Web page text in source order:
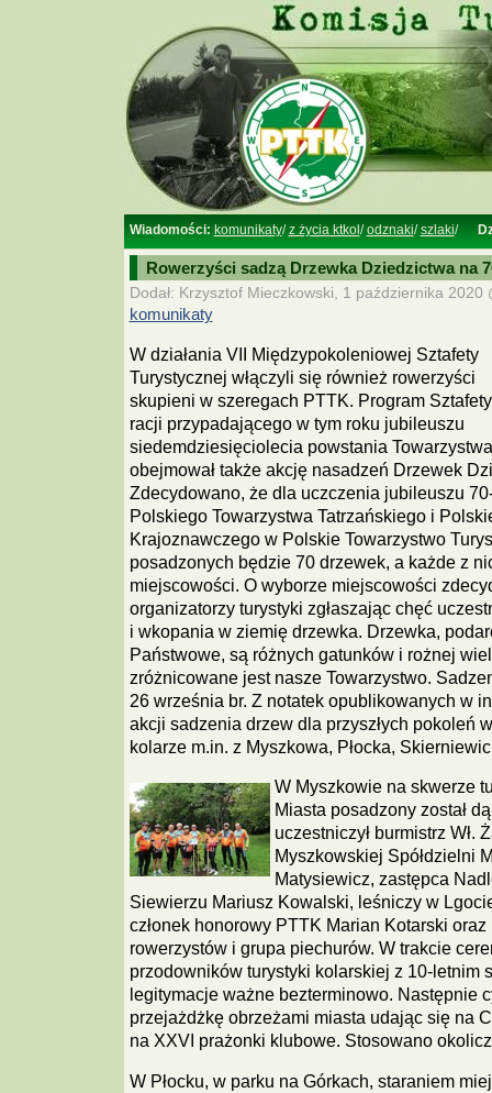
Wiadomości: komunikaty/z życia ktkol /odznaki/szlaki/
Rowerzyści sadzą Drzewka Dziedzictwa na
Dodał: Krzysztof Mieczkowski, 1 października 2020
komunikaty
W działania VII Międzypokoleniowej Sztafety
Turystycznej włączyli się również rowerzyści
skupieni w szeregach PTTK. Program
racji przypadającego w tym roku jubileuszu
siedemdziesięciolecia powstania
obejmował także akcję nasadzeń Drzewek
Zdecydowano, że dla uczczenia jubileuszu
Polskiego Towarzystwa Tatrzańskiego i
Krajoznawczego w Polskie Towarzystwo
posadzonych będzie 70 drzewek, a każde z
miejscowości. O wyborze miejscowości
organizatorzy turystyki zgłaszając chęć
i wkopania w ziemię drzewka. Drzewka,
Państwowe, są różnych gatunków i rożnej
zróżnicowane jest nasze Towarzystwo.
26 września br. Z notatek opublikowanych w
akcji sadzenia drzew dla przyszłych pokoleń
kolarze m.in. z Myszkowa, Płocka,
W Myszkowie na skwerze
Miasta posadzony został
uczestniczył burmistrz Wł.
Myszkowskiej Spółdzielni
Matysiewicz, zastępca
Siewierzu Mariusz Kowalski, leśniczy w
członek honorowy PTTK Marian Kotarski
rowerzystów i grupa piechurów. W trakcie
przodowników turystyki kolarskiej z 10-letnim
legitymacje ważne bezterminowo. Następnie
przejażdżkę obrzeżami miasta udając się na
na XXVI prażonki klubowe. Stosowano
W Płocku, w parku na Górkach, staraniem